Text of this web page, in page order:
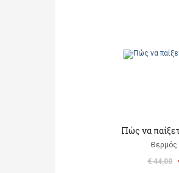
Πώς να
Θερμός
€ 44,00